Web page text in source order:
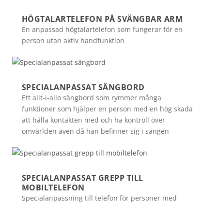
HÖGTALARTELEFON PÅ SVÄNGBAR ARM
En anpassad högtalartelefon som fungerar för en
person utan aktiv handfunktion
SPECIALANPASSAT SÄNGBORD
Ett allt-i-allo sängbord som rymmer många
funktioner som hjälper en person med en hög skada
att hålla kontakten med och ha kontroll över
omvärlden även då han befinner sig i sängen
SPECIALANPASSAT GREPP TILL
MOBILTELEFON
Specialanpassning till telefon för personer med